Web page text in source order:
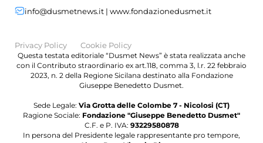
info@dusmetnews.it | www.fondazionedusmet.it
Privacy Policy Cookie Policy
Questa testata editoriale “Dusmet News” è stata realizzata anche
con il Contributo straordinario ex art.118, comma 3, l.r. 22 febbraio
2023, n. 2 della Regione Sicilana destinato alla Fondazione
Giuseppe Benedetto Dusmet.
Sede Legale: Via Grotta delle Colombe 7 - Nicolosi (CT)
Ragione Sociale: Fondazione "Giuseppe Benedetto Dusmet"
C.F. e P. IVA: 93229580878
In persona del Presidente legale rappresentante pro tempore,